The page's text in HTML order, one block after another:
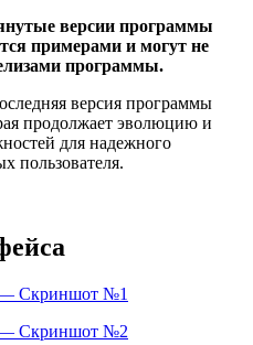
версии программы
примерами и могут не
программы.
версия программы
продолжает эволюцию и
для надежного
пользователя.